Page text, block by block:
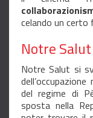
celando un
Notre Salut
Notre Salut si
del regime di
sposta nella